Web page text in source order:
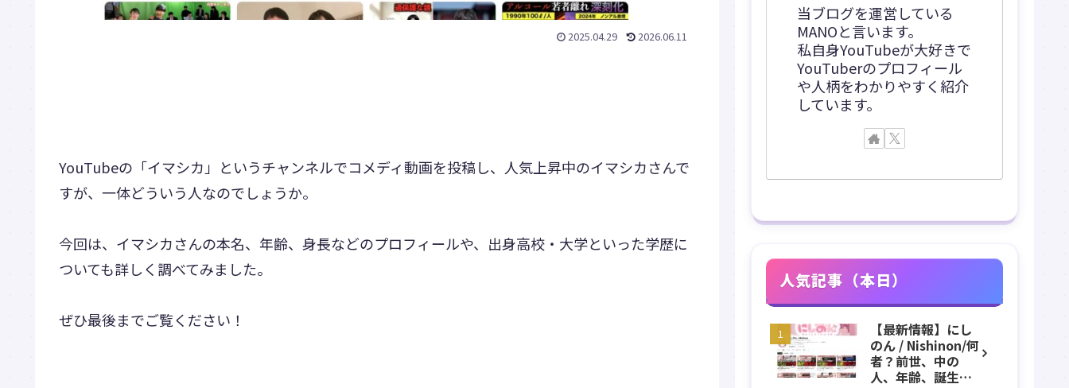
2025.04.29 2026.06.11
YouTubeの「イマシカ」というチャンネルでコメディ動画を投稿し、人気上昇中のイマシカさんで
すが、一体どういう人なのでしょうか。
今回は、イマシカさんの本名、年齢、身長などのプロフィールや、出身高校・大学といった学歴に
ついても詳しく調べてみました。
ぜひ最後までご覧ください！
当ブログを運営している
MANOと言います。
私自身YouTubeが大好きで
YouTuberのプロフィール
や人柄をわかりやすく紹介
しています。
人気記事（本日）
【最新情報】にし
のん / Nishinon/何
者？前世、中の
人、年齢、誕生